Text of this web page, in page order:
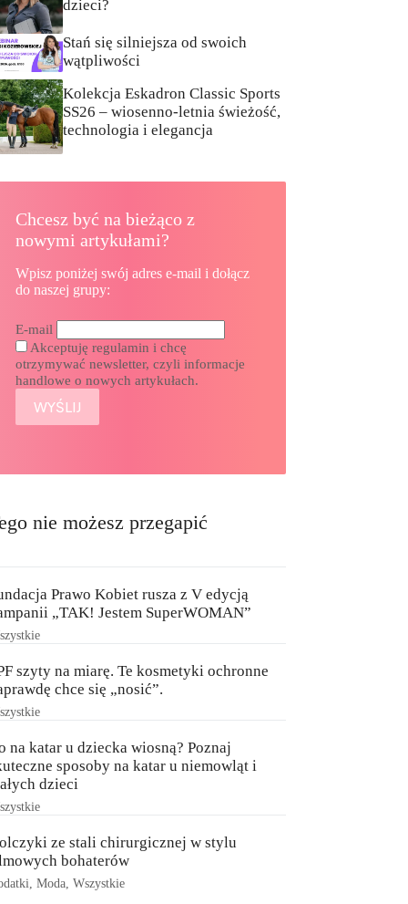
dzieci?
Stań się silniejsza od swoich
wątpliwości
Kolekcja Eskadron Classic Sports
SS26 – wiosenno-letnia świeżość,
technologia i elegancja
Chcesz być na bieżąco z
nowymi artykułami?
Wpisz poniżej swój adres e-mail i dołącz
do naszej grupy:
E-mail
Akceptuję regulamin i chcę
otrzymywać newsletter, czyli informacje
handlowe o nowych artykułach.
nie możesz przegapić
Prawo Kobiet rusza z V edycją
„TAK! Jestem SuperWOMAN”
szyty na miarę. Te kosmetyki ochronne
chce się „nosić”.
na katar u dziecka wiosną? Poznaj
sposoby na katar u niemowląt i
dzieci
ze stali chirurgicznej w stylu
bohaterów
,Moda,Wszystkie